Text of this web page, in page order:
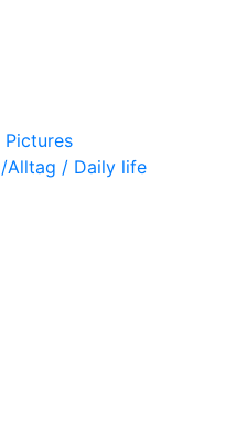
Alltag / Daily life